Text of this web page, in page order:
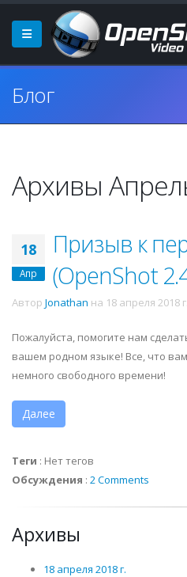
Блог
Архивы
18
Апр
Призыв к
(OpenShot
Автор Jonathan на 18 апреля 2018 г.
Пожалуйста, помогите нам
вашем родном языке! Все, что
немного свободного времени!
Далее
Теги : Нет тегов
Обсуждения : 2 Comments
Архивы
18 апреля 2018 г.